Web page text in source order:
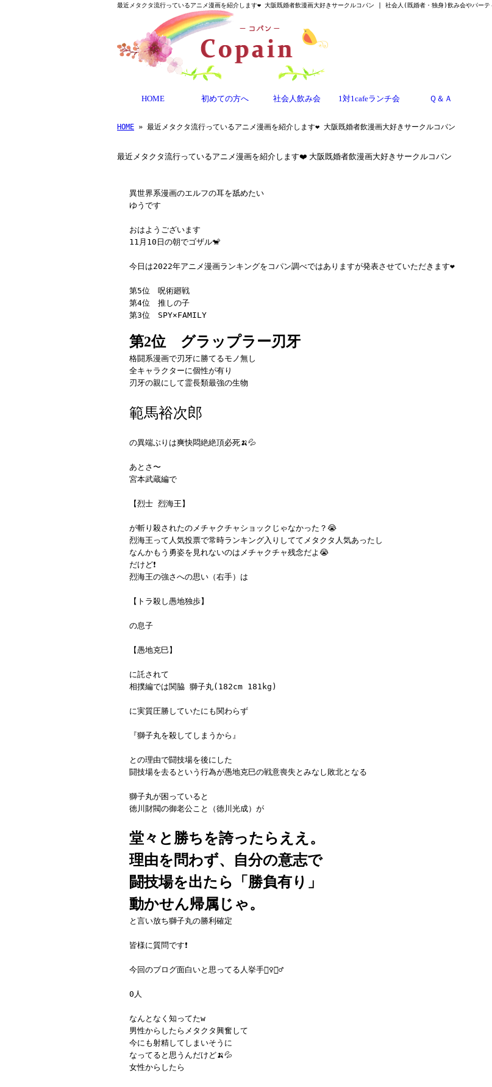
最近メタクタ流行っているアニメ漫画を紹介します❤️ 大阪既婚者飲漫画大好きサークルコパン | 社会人(既婚者・独身)飲み会やパー
HOME 初めての方へ 社会人飲み会 1対1cafeランチ会 Ｑ＆Ａ
HOME » 最近メタクタ流行っているアニメ漫画を紹介します❤️ 大阪既婚者飲漫画大好きサークルコパン
最近メタクタ流行っているアニメ漫画を紹介します❤️ 大阪既婚者飲漫画大好きサークルコパン
異世界系漫画のエルフの耳を舐めたい
ゆうです
おはようございます
11月10日の朝でゴザル🐒
今日は2022年アニメ漫画ランキングをコパン調べではありますが発表させていただきます❤️
第5位 呪術廻戦
第4位 推しの子
第3位 SPY×FAMILY
第2位 グラップラー刃牙
格闘系漫画で刃牙に勝てるモノ無し
全キャラクターに個性が有り
刃牙の親にして霊長類最強の生物
範馬裕次郎
の異端ぶりは爽快悶絶絶頂必死🍌💦
あとさ〜
宮本武蔵編で
【烈士 烈海王】
が斬り殺されたのメチャクチャショックじゃなかった？😭
烈海王って人気投票で常時ランキング入りしててメタクタ人気あったし
なんかもう勇姿を見れないのはメチャクチャ残念だよ😭
だけど❗️
烈海王の強さへの思い（右手）は
【トラ殺し愚地独歩】
の息子
【愚地克巳】
に託されて
相撲編では関脇 獅子丸(182cm 181kg)
に実質圧勝していたにも関わらず
『獅子丸を殺してしまうから』
との理由で闘技場を後にした
闘技場を去るという行為が愚地克巳の戦意喪失とみなし敗北となる
獅子丸が困っていると
徳川財閥の御老公こと（徳川光成）が
堂々と勝ちを誇ったらええ。
理由を問わず、自分の意志で
闘技場を出たら「勝負有り」
動かせん帰属じゃ。
と言い放ち獅子丸の勝利確定
皆様に質問です❗️
今回のブログ面白いと思ってる人挙手🙋‍♀️🙋‍♂️
0人
なんとなく知ってたw
男性からしたらメタクタ興奮して
今にも射精してしまいそうに
なってると思うんだけど🍌💦
女性からしたら